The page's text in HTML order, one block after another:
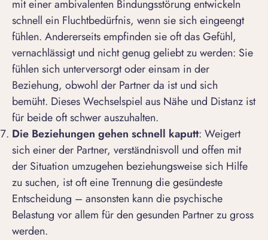
mit einer ambivalenten Bindungsstörung entwickeln
schnell ein Fluchtbedürfnis, wenn sie sich eingeengt
fühlen. Andererseits empfinden sie oft das Gefühl,
vernachlässigt und nicht genug geliebt zu werden: Sie
fühlen sich unterversorgt oder einsam in der
Beziehung, obwohl der Partner da ist und sich
bemüht. DiesesWechselspiel aus Nähe und Distanz ist
für beide oft schwer auszuhalten.
Die Beziehungen gehen schnell kaputt: Weigert
sich einer der Partner, verständnisvoll und offen mit
der Situation umzugehen beziehungsweise sich Hilfe
zu suchen, ist oft eine Trennung die gesündeste
Entscheidung – ansonsten kann die psychische
Belastung vor allem für den gesunden Partner zu gross
werden.